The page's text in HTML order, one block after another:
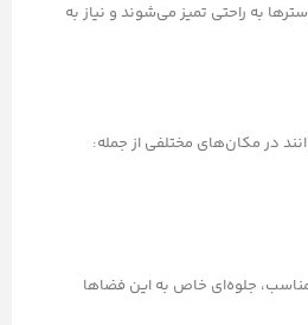
به راحتی تمیز می‌شوند و نیاز به
در مکان‌های مختلفی از جمله:
جلوه‌ای خاص به این فضاها